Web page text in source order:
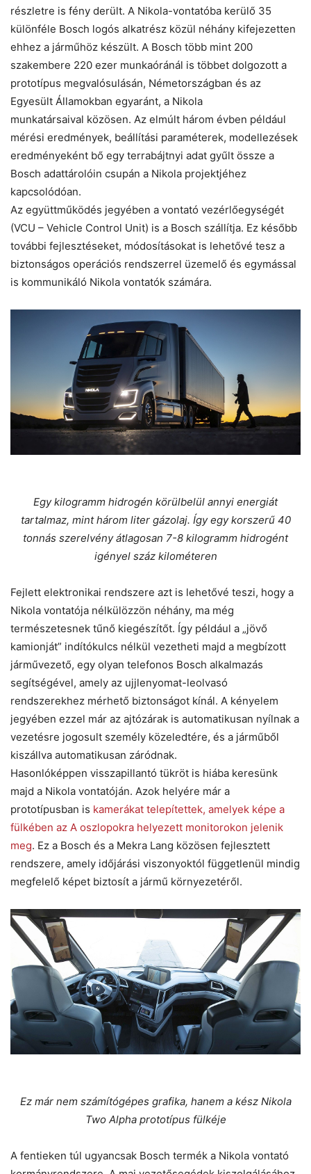
részletre is fény derült. A Nikola-vontatóba kerülő 35
különféle Bosch logós alkatrész közül néhány kifejezetten
ehhez a járműhöz készült. A Bosch több mint 200
szakembere 220 ezer munkaóránál is többet dolgozott a
prototípus megvalósulásán, Németországban és az
Egyesült Államokban egyaránt, a Nikola
munkatársaival közösen. Az elmúlt három évben például
mérési eredmények, beállítási paraméterek, modellezések
eredményeként bő egy terrabájtnyi adat gyűlt össze a
Bosch adattárolóin csupán a Nikola projektjéhez
kapcsolódóan.
Az együttműködés jegyében a vontató vezérlőegységét
(VCU – Vehicle Control Unit) is a Bosch szállítja. Ez később
további fejlesztéseket, módosításokat is lehetővé tesz a
biztonságos operációs rendszerrel üzemelő és egymással
is kommunikáló Nikola vontatók számára.
Egy kilogramm hidrogén körülbelül annyi energiát
tartalmaz, mint három liter gázolaj. Így egy korszerű 40
tonnás szerelvény átlagosan 7-8 kilogramm hidrogént
igényel száz kilométeren
Fejlett elektronikai rendszere azt is lehetővé teszi, hogy a
Nikola vontatója nélkülözzön néhány, ma még
természetesnek tűnő kiegészítőt. Így például a „jövő
kamionját” indítókulcs nélkül vezetheti majd a megbízott
járművezető, egy olyan telefonos Bosch alkalmazás
segítségével, amely az ujjlenyomat-leolvasó
rendszerekhez mérhető biztonságot kínál. A kényelem
jegyében ezzel már az ajtózárak is automatikusan nyílnak a
vezetésre jogosult személy közeledtére, és a járműből
kiszállva automatikusan záródnak.
Hasonlóképpen visszapillantó tükröt is hiába keresünk
majd a Nikola vontatóján. Azok helyére már a
prototípusban is kamerákat telepítettek, amelyek képe a
fülkében az A oszlopokra helyezett monitorokon jelenik
meg. Ez a Bosch és a Mekra Lang közösen fejlesztett
rendszere, amely időjárási viszonyoktól függetlenül mindig
megfelelő képet biztosít a jármű környezetéről.
Ez már nem számítógépes grafika, hanem a kész Nikola
Two Alpha prototípus fülkéje
A fentieken túl ugyancsak Bosch termék a Nikola vontató